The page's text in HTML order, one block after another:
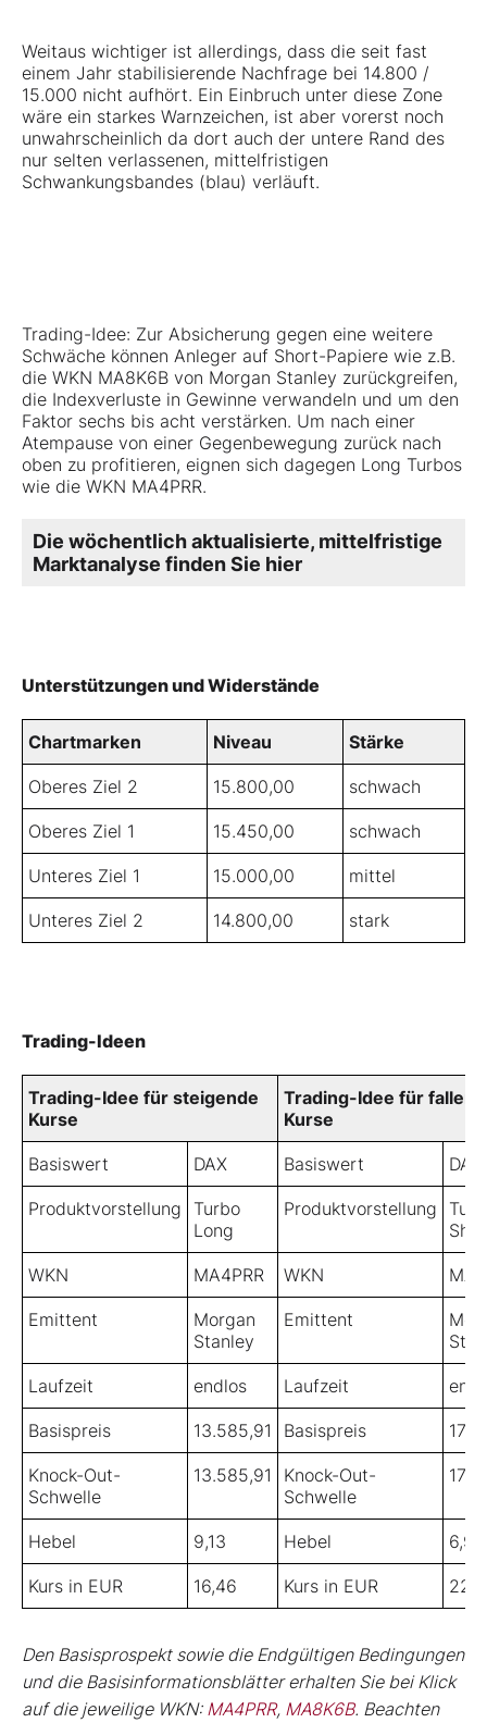
Weitaus wichtiger ist allerdings, dass die seit fast
einem Jahr stabilisierende Nachfrage bei 14.800 /
15.000 nicht aufhört. Ein Einbruch unter diese Zone
wäre ein starkes Warnzeichen, ist aber vorerst noch
unwahrscheinlich da dort auch der untere Rand des
nur selten verlassenen, mittelfristigen
Schwankungsbandes (blau) verläuft.
Trading-Idee: Zur Absicherung gegen eine weitere
Schwäche können Anleger auf Short-Papiere wie z.B.
die WKN MA8K6B von Morgan Stanley zurückgreifen,
die Indexverluste in Gewinne verwandeln und um den
Faktor sechs bis acht verstärken. Um nach einer
Atempause von einer Gegenbewegung zurück nach
oben zu profitieren, eignen sich dagegen Long Turbos
wie die WKN MA4PRR.
Die wöchentlich aktualisierte, mittelfristige
Marktanalyse finden Sie hier
Unterstützungen und Widerstände
Chartmarken Niveau Stärke
Oberes Ziel 2 15.800,00 schwach
Oberes Ziel 1 15.450,00 schwach
Unteres Ziel 1 15.000,00 mittel
Unteres Ziel 2 14.800,00 stark
Trading-Ideen
Trading-Idee für steigende
Kurse
Trading-Idee für
Kurse
Basiswert DAX Basiswert DAX
Produktvorstellung
Turbo
Long
Produktvorstellung
WKN MA4PRR WKN
Emittent
Morgan
Stanley
Emittent
Laufzeit endlos Laufzeit
Basispreis 13.585,91 Basispreis
Knock-Out-
Schwelle
13.585,91
Knock-Out-
Schwelle
Hebel 9,13 Hebel 6,95
Kurs in EUR 16,46 Kurs in EUR
Den Basisprospekt sowie die Endgültigen Bedingungen
und die Basisinformationsblätter erhalten Sie bei Klick
auf die jeweilige WKN: MA4PRR, MA8K6B. Beachten